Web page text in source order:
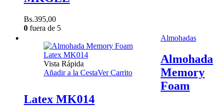
Bs.395,00
0 fuera de 5
Vista Rápida
Añadir a la CestaVer Carrito
Almohadas
Almohada
Memory
Foam
Latex MK014